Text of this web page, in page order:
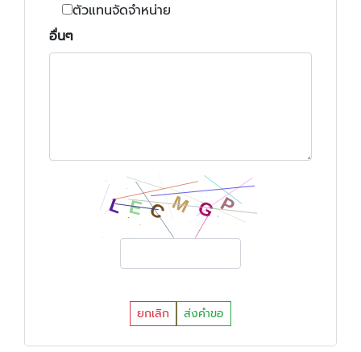
ตัวแทนจัดจำหน่าย
อื่นๆ
ยกเลิก ส่งคำขอ